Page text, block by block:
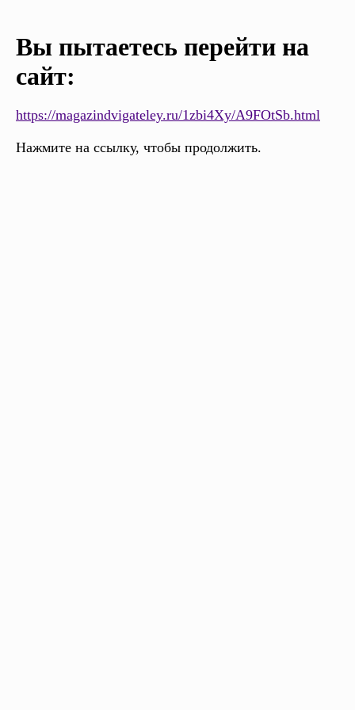
Вы пытаетесь перейти на
сайт:
https://magazindvigateley.ru/1zbi4Xy/A9FOtSb.html
Нажмите на ссылку, чтобы продолжить.